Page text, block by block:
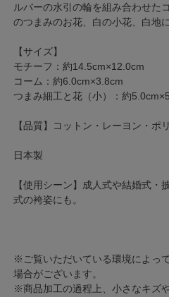
ルバーの水引の輪を組み合わせた
のつまみのお花、白の小花、白地
【サイズ】
モチーフ：約14.5cm×12.0cm
コーム：約6.0cm×3.8cm
つまみ細工と花（小）：約
【品質】コットン・レーヨン・ポ
日本製
【使用シーン】成人式や結婚式・
式の袴姿にも。
※ご覧いただいている環境によっ
場合がございます。
※商品加工の過程上、小さなキズ